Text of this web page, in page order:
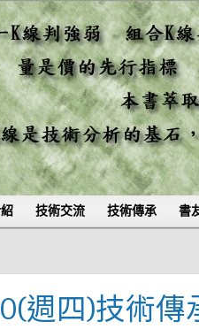
技術交流 技術傳承 書
週四)技術傳